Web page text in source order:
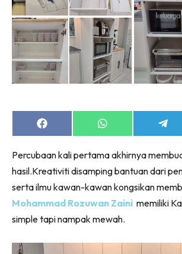
Share
on
Share
on
Share
on
Percubaan kali pertama akhirnya
hasil.Kreativiti disamping bantuan dari
serta ilmu kawan-kawan kongsikan
Mohammad Rozuwan Zaini memiliki
simple tapi nampak mewah.